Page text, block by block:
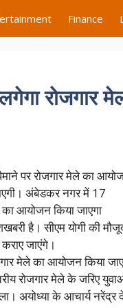
Finance
रोजगार
पर रोजगार मेले का
अंबेडकर नगर में 17
आयोजन किया जाएगा
है। सीएम योगी की
जाएंगे।
मेले का आयोजन किया
रोजगार मेले के जरिए
अयोध्या के आचार्य नरेंद्र